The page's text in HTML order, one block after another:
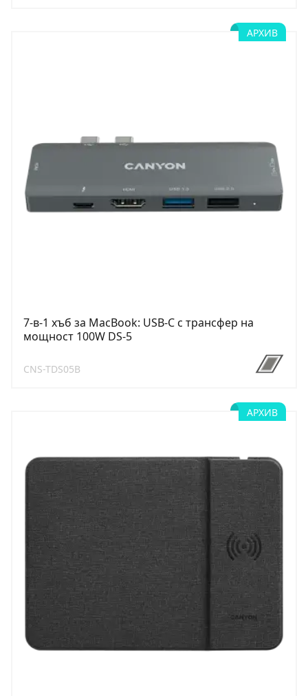
АРХИВ
7-в-1 хъб за MacBook: USB-C с трансфер на
мощност 100W DS-5
CNS-TDS05B
АРХИВ